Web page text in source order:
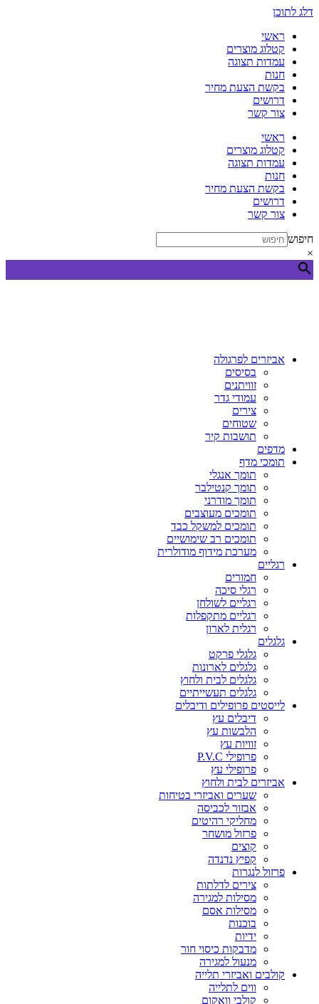
דלג לתוכן
ראשי
קטלוג מוצרים
עמדות תצוגה
חנות
בקשת הצעת מחיר
דרושים
צור קשר
ראשי
קטלוג מוצרים
עמדות תצוגה
חנות
בקשת הצעת מחיר
דרושים
צור קשר
חיפוש
×
אביזרים לפרגולה
בסיסים
זוויתנים
עמודי גדר
צירים
שטוחים
תושבות קיר
מדפים
תומכי מדף
תומך אנגלי
תומך קנטילבר
תומך מודרני
תומכים מעוצבים
תומכים למשקל כבד
תומכים רב שימושיים
מערכת מידוף מודולרית
רגליים
חמורים
רגלי סיכה
רגליים לשולחן
רגליים מתקפלות
רגלית לארון
גלגלים
גלגלי פרקט
גלגלים לארונות
גלגלים לבית ולחוץ
גלגלים תעשייתיים
לייסטים פרופילים ודיבלים
דיבלים עץ
הלבשות עץ
זוויות עץ
פרופילי P.V.C
פרופילי עץ
אביזרים לבית ולחוץ
שערים ואביזרי בטיחות
אבזור לכביסה
מחליקי רהיטים
פרזול מושחר
קוצים
קפיץ נדנדה
פרזול לנגרות
צירים לדלתות
מסילות למגירה
מסילות אסם
בוכנות
ידיות
מדבקות כיסוי חור
מנעול למגירה
קולבים ואביזרי תלייה
ווים לתלייה
קולבי וואקום